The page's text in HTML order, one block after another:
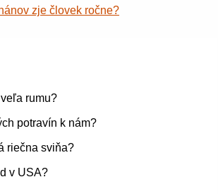
zje človek ročne?
rumu?
potravín k nám?
riečna sviňa?
v USA?